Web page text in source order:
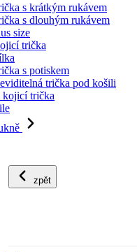
s krátkým rukávem
s dlouhým rukávem
size
trička
s potiskem
trička pod košili
kojicí trička
zpět